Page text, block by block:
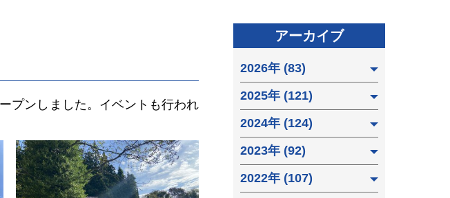
プンしました。イベントも行われ
アーカイブ
2026年 (83)
2025年 (121)
2024年 (124)
2023年 (92)
2022年 (107)